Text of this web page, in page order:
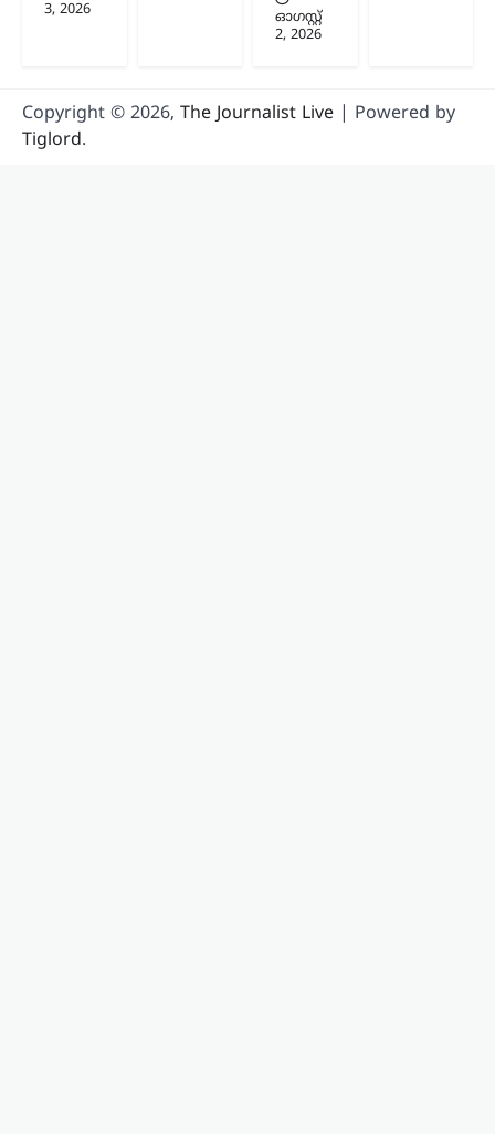
ഓഗസ്റ്റ്‌ 9, 2026
ഉൾപ്പെടെയുള്ള സമൂഹമാധ്യമ
3, 2026
ഓഗസ്റ്റ്‌
2, 2026
Copyright © 2026, The Journalist Live | Powered by
Tiglord.